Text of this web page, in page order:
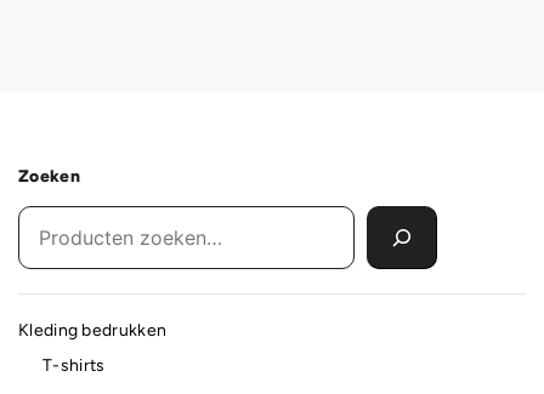
Zoeken
Kleding bedrukken
T-shirts